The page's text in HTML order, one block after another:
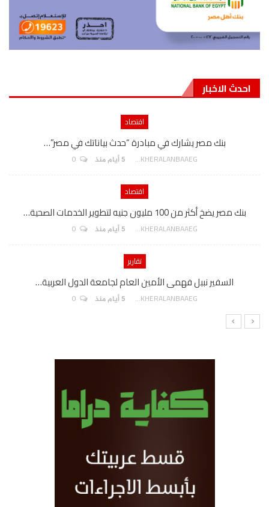
احدث الاخبار
اقتصاد
بنك مصر يشارك في مبادرة “حدث بياناتك في مصر”…
AKHERALANBAAEG 5 أيام منذ
اقتصاد
بنك مصر يضخ أكثر من 100 مليون جنيه لتطوير الخدمات الصحية…
AKHERALANBAAEG 5 أيام منذ
تقارير
السفير نببل فهمى الأمين العام لجامعة الدول العربية…
AKHERALANBAAEG 5 أيام منذ